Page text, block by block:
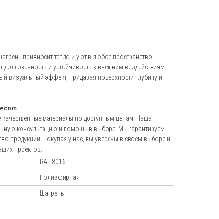
16с34
привносит тепло и уют в любое пространство.
и устойчивость к внешним воздействиям.
визуальный эффект, придавая поверхности глубину и
материалы по доступным ценам. Наша
консультацию и помощь в выборе. Мы гарантируем
продукции. Покупая у нас, вы уверены в своем выборе и
проектов.
RAL 8016
Полиэфирная
Шагрень